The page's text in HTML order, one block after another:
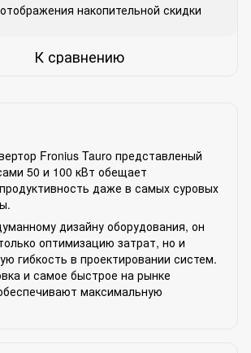
накопительной скидки
К сравнению
Fronius Tauro представленый
50 и 100 кВт обещает
даже в самых суровых
дизайну оборудования, он
оптимизацию затрат, но и
гибкость в проектировании систем.
и самое быстрое на рынке
максимальную